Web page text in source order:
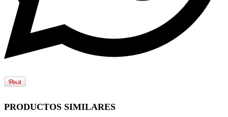
PRODUCTOS SIMILARES